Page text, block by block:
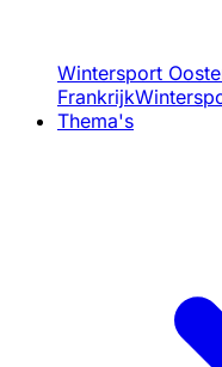
Wintersport
Frankrijk
Thema's